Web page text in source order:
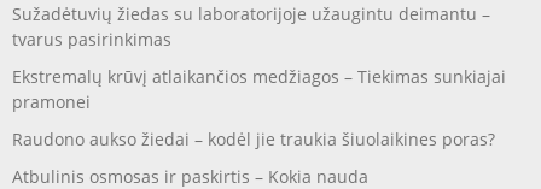
Sužadėtuvių žiedas su laboratorijoje užaugintu deimantu –
tvarus pasirinkimas
Ekstremalų krūvį atlaikančios medžiagos – Tiekimas sunkiajai
pramonei
Raudono aukso žiedai – kodėl jie traukia šiuolaikines poras?
Atbulinis osmosas ir paskirtis – Kokia nauda